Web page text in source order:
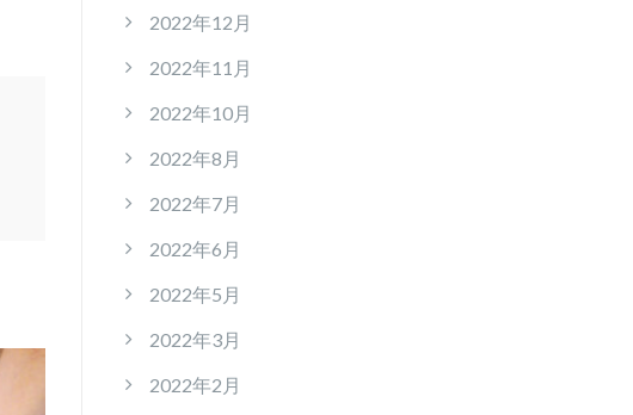
2022年12月
2022年11月
2022年10月
2022年8月
2022年7月
2022年6月
2022年5月
2022年3月
2022年2月